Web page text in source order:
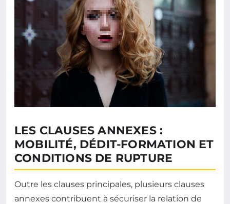
LES CLAUSES ANNEXES :
MOBILITÉ, DÉDIT-FORMATION ET
CONDITIONS DE RUPTURE
Outre les clauses principales, plusieurs clauses
annexes contribuent à sécuriser la relation de